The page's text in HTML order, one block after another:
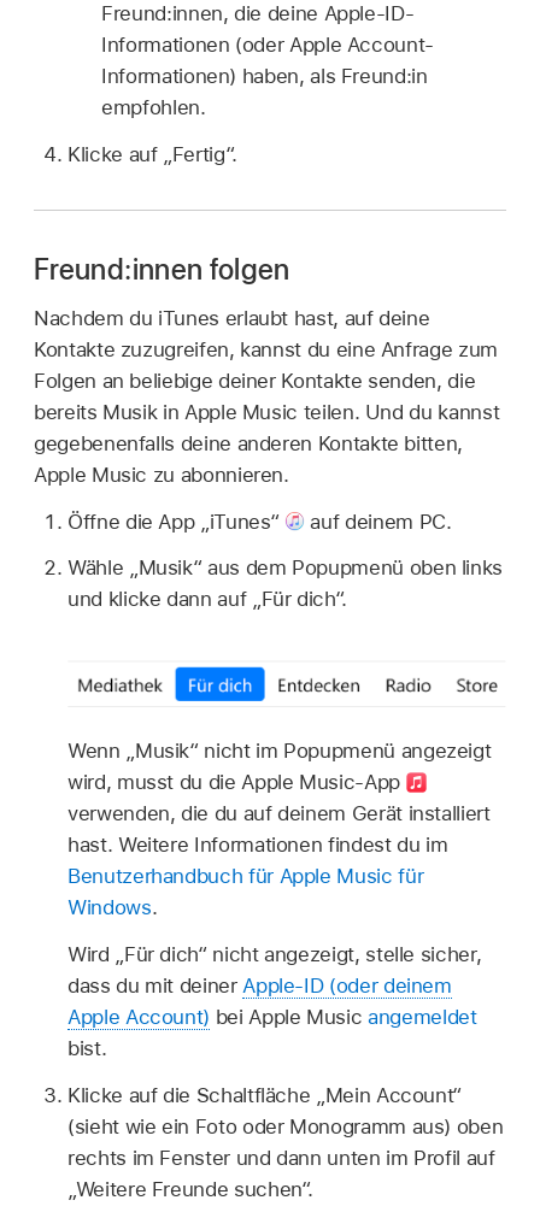
Freund:innen, die deine Apple-ID-
Informationen (oder Apple Account-
Informationen) haben, als Freund:in
empfohlen.
Klicke auf „Fertig“.
Freund:innen folgen
Nachdem du iTunes erlaubt hast, auf deine
Kontakte zuzugreifen, kannst du eine Anfrage zum
Folgen an beliebige deiner Kontakte senden, die
bereits Musik in Apple Music teilen. Und du kannst
gegebenenfalls deine anderen Kontakte bitten,
Apple Music zu abonnieren.
Öffne die App „iTunes“
auf deinem PC.
Wähle „Musik“ aus dem Popupmenü oben links
und klicke dann auf „Für dich“.
Wenn „Musik“ nicht im Popupmenü angezeigt
wird, musst du die Apple Music-App
verwenden, die du auf deinem Gerät installiert
hast. Weitere Informationen findest du im
Benutzerhandbuch für Apple Music für
Windows.
Wird „Für dich“ nicht angezeigt, stelle sicher,
dass du mit deinerApple-ID (oder deinem
Apple Account) bei Apple Music angemeldet
bist.
Klicke auf die Schaltfläche „Mein Account“
(sieht wie ein Foto oder Monogramm aus) oben
rechts im Fenster und dann unten im Profil auf
„Weitere Freunde suchen“.